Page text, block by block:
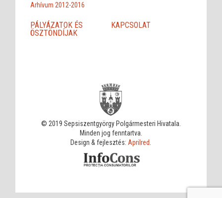
Arhívum 2012-2016
PÁLYÁZATOK ÉS
ÖSZTÖNDÍJAK
KAPCSOLAT
© 2019 Sepsiszentgyörgy Polgármesteri Hivatala.
Minden jog fenntartva.
Design & fejlesztés: Aprilred